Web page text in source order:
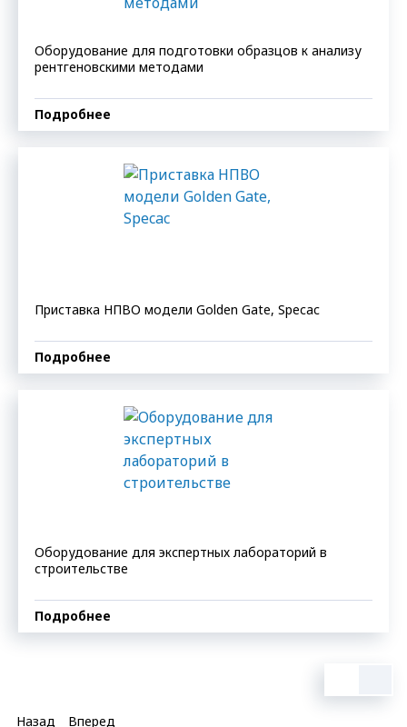
Оборудование для подготовки образцов к анализу
рентгеновскими методами
Подробнее
Приставка НПВО модели Golden Gate, Specac
Подробнее
Оборудование для экспертных лабораторий в
строительстве
Подробнее
Назад Вперед